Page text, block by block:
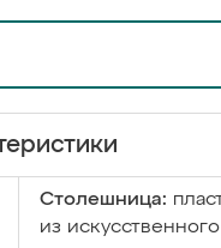
Столешница:
из